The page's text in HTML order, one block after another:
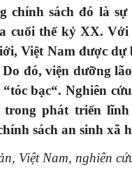
chính sách đó là
cuối thế kỷ XX.
Việt Nam được dự
đó, viện dưỡng
bạc“. Nghiên
phát triển
sách an sinh xã
Việt Nam, nghiên